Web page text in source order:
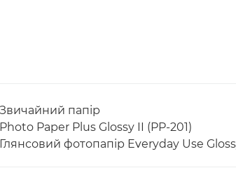
Звичайний папір
Photo Paper Plus Glossy II (PP-201)
Глянсовий фотопапір Everyday Use